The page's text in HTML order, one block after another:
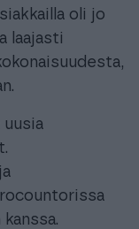
oli jo
laajasti
uusia